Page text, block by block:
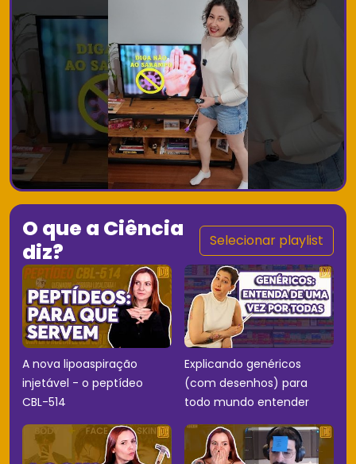
O que a Ciência
diz?
Selecionar playlist
A nova lipoaspiração
injetável - o peptídeo
CBL-514
Explicando genéricos
(com desenhos) para
todo mundo entender